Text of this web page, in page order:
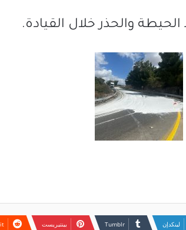
والحذر خلال القيادة.
لينكدإن بينتيريست